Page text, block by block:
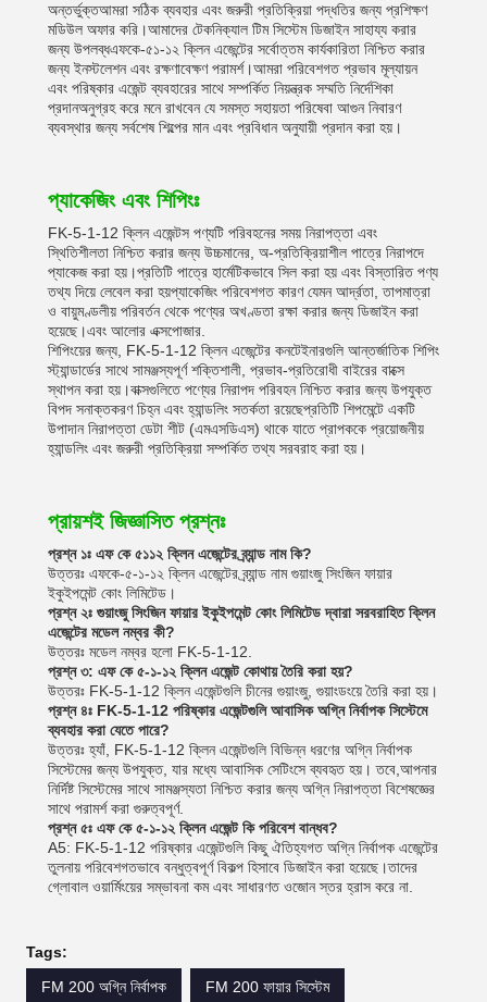
অন্তর্ভুক্তআমরা সঠিক ব্যবহার এবং জরুরী প্রতিক্রিয়া পদ্ধতির জন্য প্রশিক্ষণ
মডিউল অফার করি।আমাদের টেকনিক্যাল টিম সিস্টেম ডিজাইন সাহায্য করার
জন্য উপলব্ধএফকে-৫১-১২ ক্লিন এজেন্টের সর্বোত্তম কার্যকারিতা নিশ্চিত করার
জন্য ইনস্টলেশন এবং রক্ষণাবেক্ষণ পরামর্শ।আমরা পরিবেশগত প্রভাব মূল্যায়ন
এবং পরিষ্কার এজেন্ট ব্যবহারের সাথে সম্পর্কিত নিয়ন্ত্রক সম্মতি নির্দেশিকা
প্রদানঅনুগ্রহ করে মনে রাখবেন যে সমস্ত সহায়তা পরিষেবা আগুন নিবারণ
ব্যবস্থার জন্য সর্বশেষ শিল্পের মান এবং প্রবিধান অনুযায়ী প্রদান করা হয়।
প্যাকেজিং এবং শিপিংঃ
FK-5-1-12 ক্লিন এজেন্টস পণ্যটি পরিবহনের সময় নিরাপত্তা এবং
স্থিতিশীলতা নিশ্চিত করার জন্য উচ্চমানের, অ-প্রতিক্রিয়াশীল পাত্রে নিরাপদে
প্যাকেজ করা হয়।প্রতিটি পাত্রে হার্মেটিকভাবে সিল করা হয় এবং বিস্তারিত পণ্য
তথ্য দিয়ে লেবেল করা হয়প্যাকেজিং পরিবেশগত কারণ যেমন আর্দ্রতা, তাপমাত্রা
ও বায়ুমণ্ডলীয় পরিবর্তন থেকে পণ্যের অখণ্ডতা রক্ষা করার জন্য ডিজাইন করা
হয়েছে।এবং আলোর এক্সপোজার.
শিপিংয়ের জন্য, FK-5-1-12 ক্লিন এজেন্টের কনটেইনারগুলি আন্তর্জাতিক শিপিং
স্ট্যান্ডার্ডের সাথে সামঞ্জস্যপূর্ণ শক্তিশালী, প্রভাব-প্রতিরোধী বাইরের বাক্সে
স্থাপন করা হয়।বাক্সগুলিতে পণ্যের নিরাপদ পরিবহন নিশ্চিত করার জন্য উপযুক্ত
বিপদ সনাক্তকরণ চিহ্ন এবং হ্যান্ডলিং সতর্কতা রয়েছেপ্রতিটি শিপমেন্টে একটি
উপাদান নিরাপত্তা ডেটা শীট (এমএসডিএস) থাকে যাতে প্রাপককে প্রয়োজনীয়
হ্যান্ডলিং এবং জরুরী প্রতিক্রিয়া সম্পর্কিত তথ্য সরবরাহ করা হয়।
প্রায়শই জিজ্ঞাসিত প্রশ্নঃ
প্রশ্ন ১ঃ এফ কে ৫১১২ ক্লিন এজেন্টের ব্র্যান্ড নাম কি?
উত্তরঃ এফকে-৫-১-১২ ক্লিন এজেন্টের ব্র্যান্ড নাম গুয়াংজু সিংজিন ফায়ার
ইকুইপমেন্ট কোং লিমিটেড।
প্রশ্ন ২ঃ গুয়াংজু সিংজিন ফায়ার ইকুইপমেন্ট কোং লিমিটেড দ্বারা সরবরাহিত ক্লিন
এজেন্টের মডেল নম্বর কী?
উত্তরঃ মডেল নম্বর হলো FK-5-1-12.
প্রশ্ন ৩: এফ কে ৫-১-১২ ক্লিন এজেন্ট কোথায় তৈরি করা হয়?
উত্তরঃ FK-5-1-12 ক্লিন এজেন্টগুলি চীনের গুয়াংজু, গুয়াংডংয়ে তৈরি করা হয়।
প্রশ্ন ৪ঃ FK-5-1-12 পরিষ্কার এজেন্টগুলি আবাসিক অগ্নি নির্বাপক সিস্টেমে
ব্যবহার করা যেতে পারে?
উত্তরঃ হ্যাঁ, FK-5-1-12 ক্লিন এজেন্টগুলি বিভিন্ন ধরণের অগ্নি নির্বাপক
সিস্টেমের জন্য উপযুক্ত, যার মধ্যে আবাসিক সেটিংসে ব্যবহৃত হয়। তবে,আপনার
নির্দিষ্ট সিস্টেমের সাথে সামঞ্জস্যতা নিশ্চিত করার জন্য অগ্নি নিরাপত্তা বিশেষজ্ঞের
সাথে পরামর্শ করা গুরুত্বপূর্ণ.
প্রশ্ন ৫ঃ এফ কে ৫-১-১২ ক্লিন এজেন্ট কি পরিবেশ বান্ধব?
A5: FK-5-1-12 পরিষ্কার এজেন্টগুলি কিছু ঐতিহ্যগত অগ্নি নির্বাপক এজেন্টের
তুলনায় পরিবেশগতভাবে বন্ধুত্বপূর্ণ বিকল্প হিসাবে ডিজাইন করা হয়েছে।তাদের
গ্লোবাল ওয়ার্মিংয়ের সম্ভাবনা কম এবং সাধারণত ওজোন স্তর হ্রাস করে না.
Tags:
FM 200 অগ্নি নির্বাপক
FM 200 ফায়ার সিস্টেম